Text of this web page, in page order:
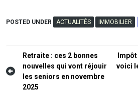
POSTED UNDER ACTUALITÉS IMMOBILIER
Navigation
de
l’article
Retraite : ces 2 bonnes
nouvelles qui vont réjouir
les seniors en novembre
2025
voici